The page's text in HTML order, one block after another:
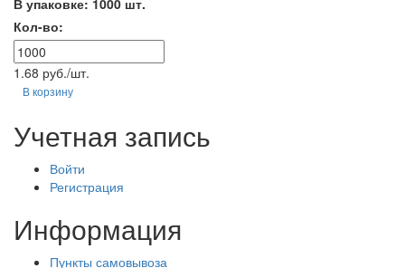
В упаковке: 1000 шт.
Кол-во:
1.68 руб./шт.
В корзину
Учетная запись
Войти
Регистрация
Информация
Пункты самовывоза